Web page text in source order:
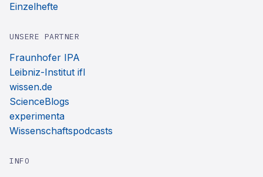
Einzelhefte
UNSERE PARTNER
Fraunhofer IPA
Leibniz-Institut ifl
wissen.de
ScienceBlogs
experimenta
Wissenschaftspodcasts
INFO